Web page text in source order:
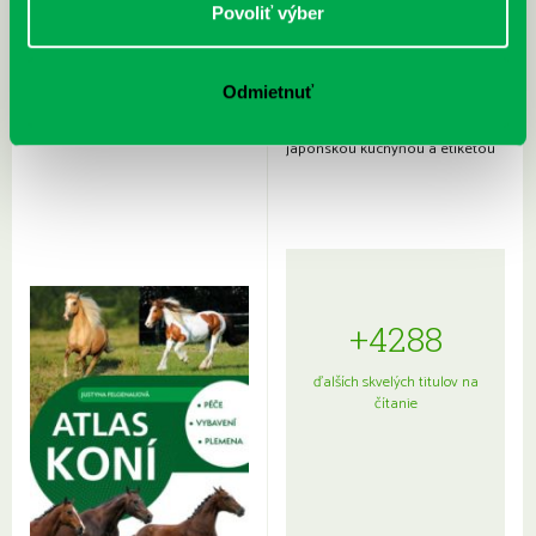
Povoliť výber
Odmietnuť
Rudź, Przemyslaw: Atlas hviezd:
Hardy, Paula: Japonsko na tanieri:
japonskou kuchyňou a etiketou
+4288
ďalších skvelých titulov na
čítanie